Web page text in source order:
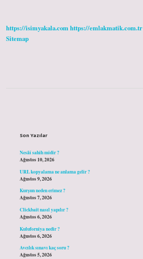
https://isimyakala.comhttps://emlakmatik.com.tr
Sitemap
Son Yazılar
Nesâî sahih midir ?
Ağustos 10, 2026
URL kopyalama ne anlama gelir ?
Ağustos 9, 2026
Kurşun neden erimez ?
Ağustos 7, 2026
Clickbait nasıl yapılır ?
Ağustos 6, 2026
Kuluforniya nedir ?
Ağustos 6, 2026
Avcılık sınavı kaç soru ?
Ağustos 5, 2026